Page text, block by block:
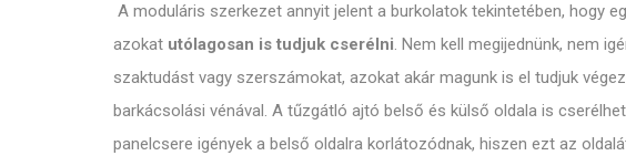
A moduláris szerkezet annyit jelent a burkolatok tekintetében, hogy
azokat utólagosan is tudjuk cserélni. Nem kell megijednünk, nem
szaktudást vagy szerszámokat, azokat akár magunk is el tudjuk
barkácsolási vénával. A tűzgátló ajtó belső és külső oldala is
panelcsere igények a belső oldalra korlátozódnak, hiszen ezt az